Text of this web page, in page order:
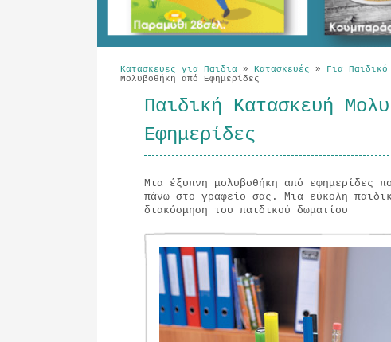
Κατασκευες για Παιδια » Κατασκευές » Για Παιδικό
Μολυβοθήκη από Εφημερίδες
Παιδική Κατασκευή
Εφημερίδες
Μια έξυπνη μολυβοθήκη από εφημερίδες
πάνω στο γραφείο σας. Μια εύκολη
διακόσμηση του παιδικού δωματίου